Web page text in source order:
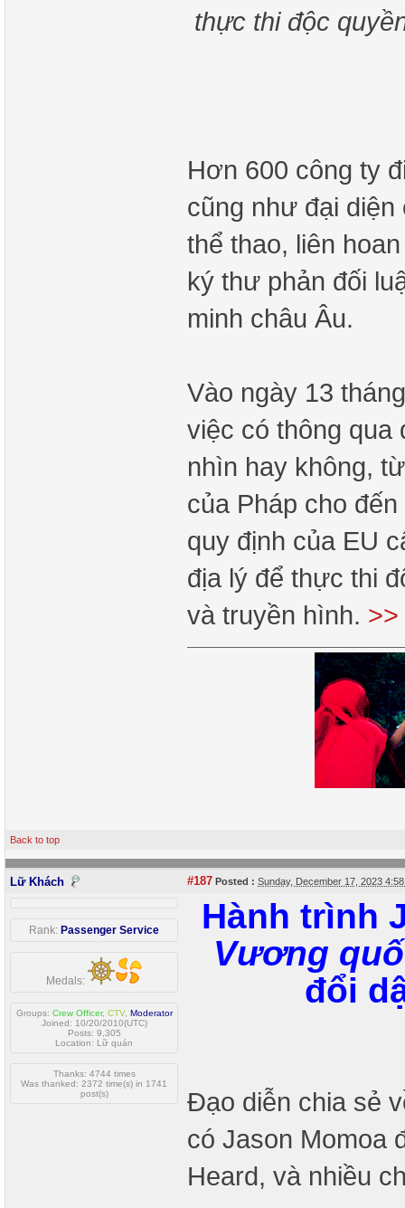
thực thi độc
Hơn 600 công ty
cũng như đại diện
thể thao, liên
ký thư phản đối
minh châu Âu.
Vào ngày 13
việc có thông qua
nhìn hay không,
của Pháp cho
quy định của EU
địa lý để thực thi
và truyền hình. >>
Back to top
Lữ Khách #187 Posted : Sunday, December 17, 2023
Rank: Passenger Service
Medals:
Groups: Crew Officer, CTV, Moderator
Joined: 10/20/2010(UTC)
Posts: 9,305
Location: Lữ quán
Thanks: 4744 times
Was thanked: 2372 time(s) in 1741
post(s)
Hành trình
Vương
đổi
Đạo diễn chia sẻ
có Jason Momoa
Heard, và nhiều